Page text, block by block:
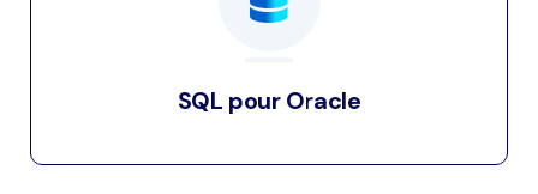
SQL pour Oracle